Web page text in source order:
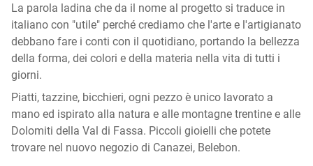
La parola ladina che da il nome al progetto si traduce in
italiano con "utile" perché crediamo che l'arte e l'artigianato
debbano fare i conti con il quotidiano, portando la bellezza
della forma, dei colori e della materia nella vita di tutti i
giorni.
Piatti, tazzine, bicchieri, ogni pezzo è unico lavorato a
mano ed ispirato alla natura e alle montagne trentine e alle
Dolomiti della Val di Fassa. Piccoli gioielli che potete
trovare nel nuovo negozio di Canazei, Belebon.